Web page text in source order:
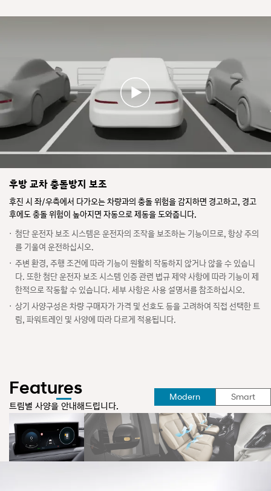
후방 교차 충돌방지 보조
후진 시 좌/우측에서 다가오는 차량과의 충돌 위험을 감지하면 경고하고, 경고
후에도 충돌 위험이 높아지면 자동으로 제동을 도와줍니다.
첨단 운전자 보조 시스템은 운전자의 조작을 보조하는 기능이므로, 항상 주의
를 기울여 운전하십시오.
주변 환경, 주행 조건에 따라 기능이 원활히 작동하지 않거나 않을 수 있습니
다. 또한 첨단 운전자 보조 시스템 인증 관련 법규 제약 사항에 따라 기능이 제
한적으로 작동할 수 있습니다. 세부 사항은 사용 설명서를 참조하십시오.
상기 사양구성은 차량 구매자가 가격 및 선호도 등을 고려하여 직접 선택한 트
림, 파워트레인 및 사양에 따라 다르게 적용됩니다.
Features
트림별 사양을 안내해드립니다.
Modern선
택
됨
Smart